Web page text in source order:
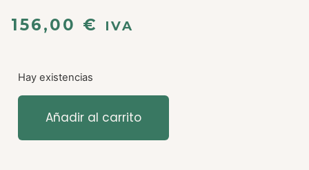
156,00 € IVA
Hay existencias
Añadir al carrito